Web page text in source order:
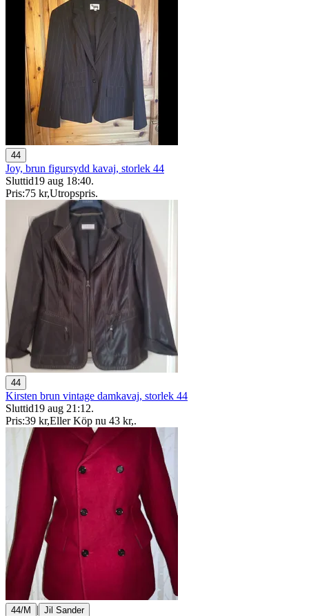
44
Joy, brun figursydd kavaj, storlek 44
Sluttid19 aug 18:40.
Pris:75 kr,Utropspris.
44
Kirsten brun vintage damkavaj, storlek 44
Sluttid19 aug 21:12.
Pris:39 kr,Eller Köp nu 43 kr,.
44/M | Jil Sander